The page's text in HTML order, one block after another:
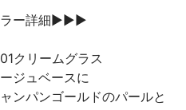
ラー詳細▶︎▶︎▶︎
クリームグラス
ジュベースに
ンパンゴールドのパールと